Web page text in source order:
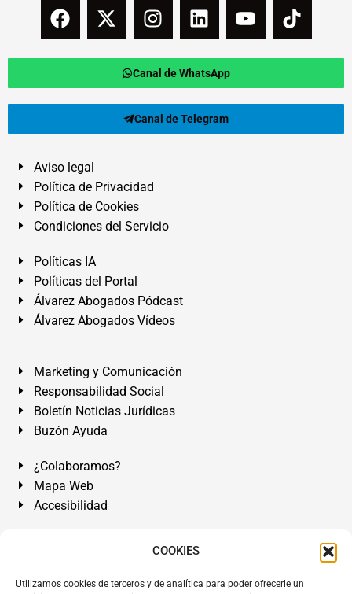
COOKIES
Utilizamos cookies de terceros y de analítica para poder ofrecerle un
Canal de WhatsApp
Canal de Telegram
Aviso legal
Política de Privacidad
Política de Cookies
Condiciones del Servicio
Políticas IA
Políticas del Portal
Álvarez Abogados Pódcast
Álvarez Abogados Vídeos
Marketing y Comunicación
Responsabilidad Social
Boletín Noticias Jurídicas
Buzón Ayuda
¿Colaboramos?
Mapa Web
Accesibilidad
Álvarez Abogados Tenerife:Calle Teobaldo Power Nº 7,
de Tenerife. Islas Canarias.